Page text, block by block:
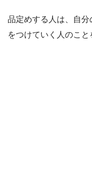
品定めする人は、自
をつけていく人のこと